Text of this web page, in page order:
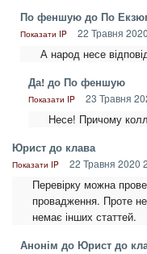
По феншую до По
Показати IP 22 Травня
А народ несе
Да! до По феншую
Показати IP 23 Травня
Несе! Причому
Юрист до клава
Показати IP 22 Травня 2020
Перевірку можна
провадження. Проте
немає інших статтей.
Анонім до Юрист до